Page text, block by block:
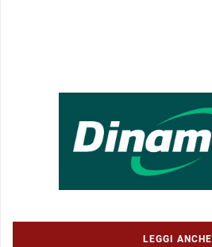
LEGGI ANCHE